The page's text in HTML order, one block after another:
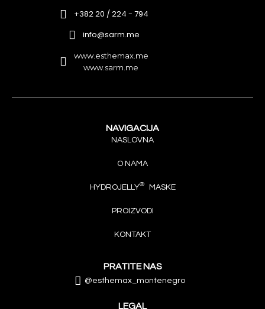
+382 20 / 224 - 794
info@sarm.me
www.esthemax.me
www.sarm.me
NAVIGACIJA
NASLOVNA
O NAMA
HYDROJELLY® MASKE
PROIZVODI
KONTAKT
PRATITE NAS
@esthemax_montenegro
LEGAL